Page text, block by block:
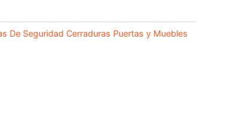
De Seguridad Cerraduras Puertas y Muebles